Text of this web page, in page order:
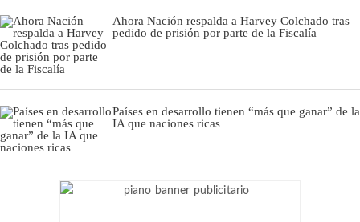
Ahora Nación respalda a Harvey Colchado tras
pedido de prisión por parte de la Fiscalía
Países en desarrollo tienen “más que ganar” de la
IA que naciones ricas